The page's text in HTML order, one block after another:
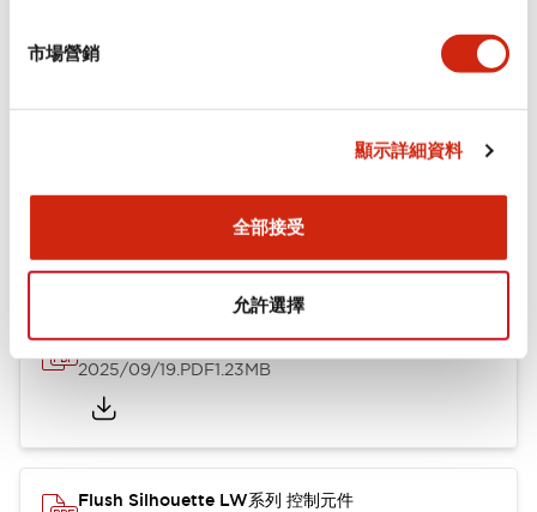
市場營銷
顯示詳細資料
全部接受
允許選擇
Flush Silhouette LW系列 控制元件 (英文版)
2025/09/19.PDF1.23MB
Flush Silhouette LW系列 控制元件